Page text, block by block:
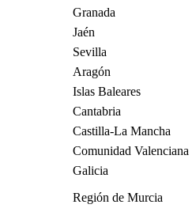
Granada
Jaén
Sevilla
Aragón
Islas Baleares
Cantabria
Castilla-La Mancha
Comunidad Valenciana
Galicia
Región de Murcia